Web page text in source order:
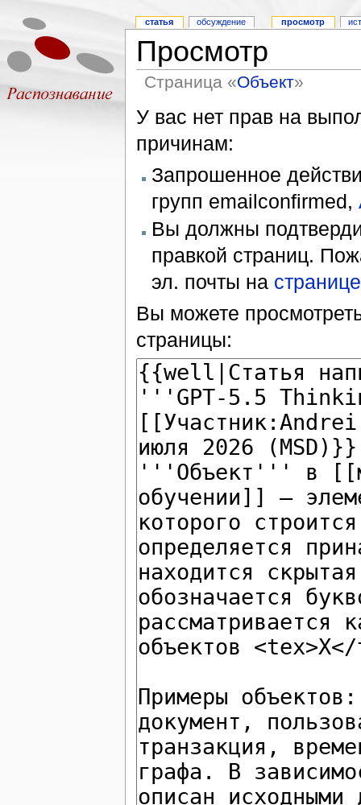
Просмотр
Страница «Объект»
У вас нет прав на
причинам:
Запрошенное
групп emailconfirmed,
Вы должны
правкой страниц.
эл. почты на
Вы можете
страницы:
статья обсуждение просмотр